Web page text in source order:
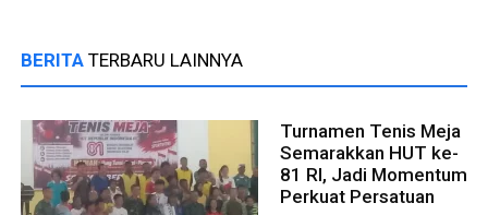
BERITA TERBARU LAINNYA
Turnamen Tenis Meja
Semarakkan HUT ke-
81 RI, Jadi Momentum
Perkuat Persatuan